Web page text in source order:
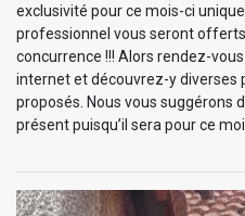
exclusivité pour ce mois-ci
professionnel vous seront
concurrence !!! Alors rendez-
internet et découvrez-y diverses
proposés. Nous vous suggérons
présent puisqu’il sera pour ce